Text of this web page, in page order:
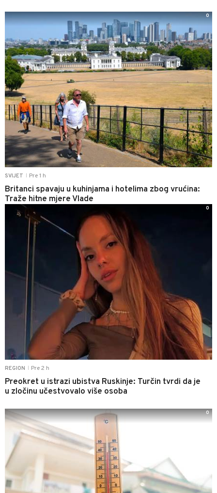
SVIJET Pre 1 h
Britanci spavaju u kuhinjama i hotelima zbog vrućina:
Traže hitne mjere Vlade
0
REGION Pre 2 h
Preokret u istrazi ubistva Ruskinje: Turčin tvrdi da je
u zločinu učestvovalo više osoba
0
0